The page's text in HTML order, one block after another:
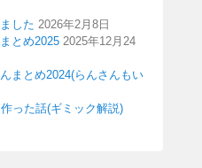
した 2026年2月8日
とめ2025 2025年12月24
まとめ2024(らんさんもい
った話(ギミック解説)